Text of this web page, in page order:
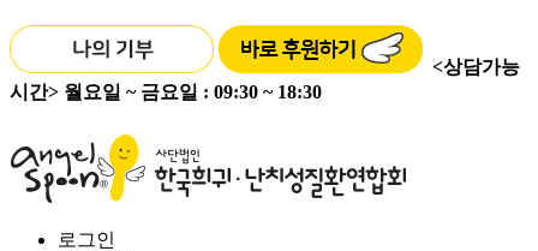
<상담가능
시간> 월요일 ~ 금요일 : 09:30 ~ 18:30
로그인